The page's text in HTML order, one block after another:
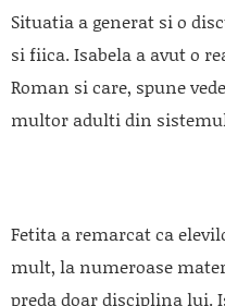
Situatia a generat si o
si fiica. Isabela a avut o
Roman si care, spune
multor adulti din
Fetita a remarcat ca
mult, la numeroase
preda doar disciplina lui.